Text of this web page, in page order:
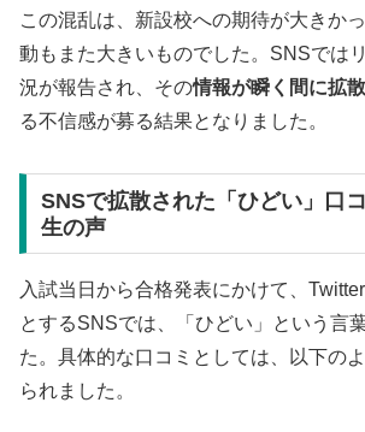
この混乱は、新設校への期待が大きか
動もまた大きいものでした。SNSでは
況が報告され、その情報が瞬く間に拡散
る不信感が募る結果となりました。
SNSで拡散された「ひどい」口
生の声
入試当日から合格発表にかけて、
とするSNSでは、「ひどい」という言
た。具体的な口コミとしては、以下の
られました。